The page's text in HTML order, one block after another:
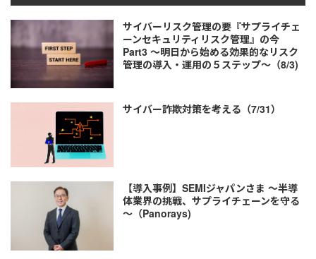
サイバーリスク管理の要『サプライチェ
ーンセキュリティリスク管理』の今
Part3 ～明日から始める効果的なリスク
管理の導入・運用の５ステップ～（8/3)
サイバー詐欺対策を考える（7/31）
【導入事例】SEMIジャパンさま ～半導
体業界の挑戦、サプライチェーンを守る
～（Panorays)